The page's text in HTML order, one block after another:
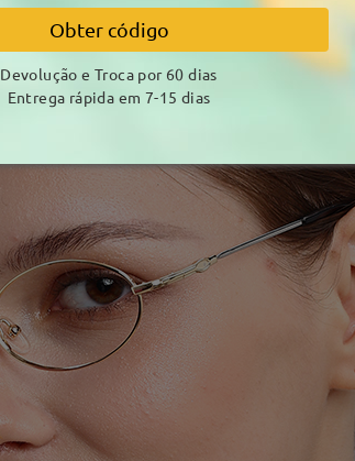
Obter código
Devolução e Troca por 60 dias
Entrega rápida em 7-15 dias